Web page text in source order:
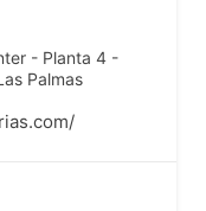
- Planta 4 -
Palmas